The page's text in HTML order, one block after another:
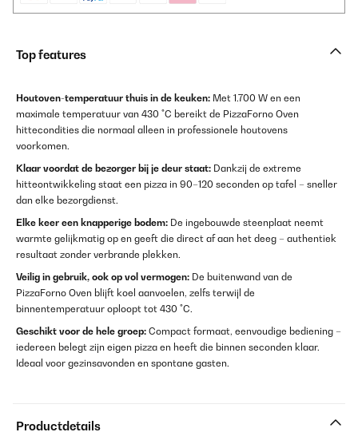
Top features
Houtoven-temperatuur thuis in de keuken: Met 1.700 W en een
maximale temperatuur van 430 °C bereikt de PizzaForno Oven
hittecondities die normaal alleen in professionele houtovens
voorkomen.
Klaar voordat de bezorger bij je deur staat: Dankzij de extreme
hitteontwikkeling staat een pizza in 90–120 seconden op tafel – sneller
dan elke bezorgdienst.
Elke keer een knapperige bodem: De ingebouwde steenplaat neemt
warmte gelijkmatig op en geeft die direct af aan het deeg – authentiek
resultaat zonder verbrande plekken.
Veilig in gebruik, ook op vol vermogen: De buitenwand van de
PizzaForno Oven blijft koel aanvoelen, zelfs terwijl de
binnentemperatuur oploopt tot 430 °C.
Geschikt voor de hele groep: Compact formaat, eenvoudige bediening –
iedereen belegt zijn eigen pizza en heeft die binnen seconden klaar.
Ideaal voor gezinsavonden en spontane gasten.
Productdetails